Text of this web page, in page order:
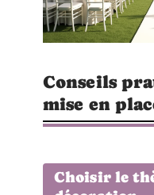
Conseils
mise en
Choisir le